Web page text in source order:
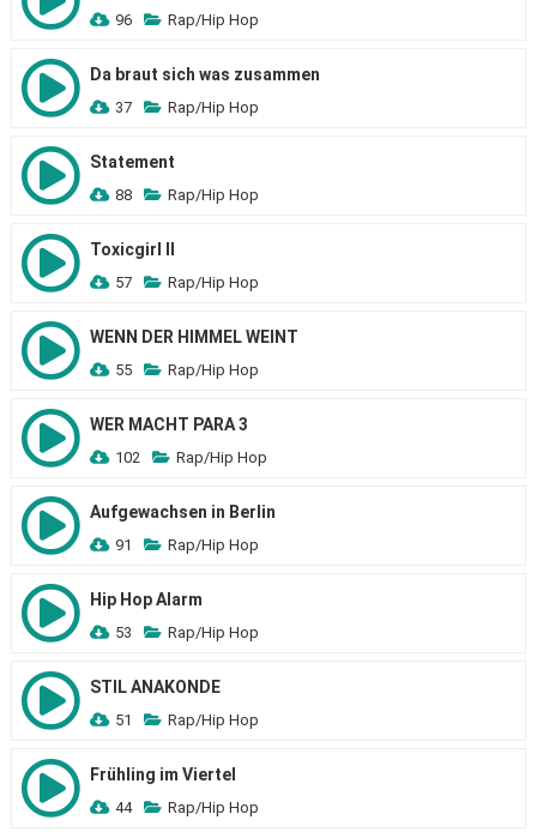
96 Rap/Hip Hop
Da braut sich was zusammen
37 Rap/Hip Hop
Statement
88 Rap/Hip Hop
Toxicgirl II
57 Rap/Hip Hop
WENN DER HIMMEL WEINT
55 Rap/Hip Hop
WER MACHT PARA 3
102 Rap/Hip Hop
Aufgewachsen in Berlin
91 Rap/Hip Hop
Hip Hop Alarm
53 Rap/Hip Hop
STIL ANAKONDE
51 Rap/Hip Hop
Frühling im Viertel
44 Rap/Hip Hop